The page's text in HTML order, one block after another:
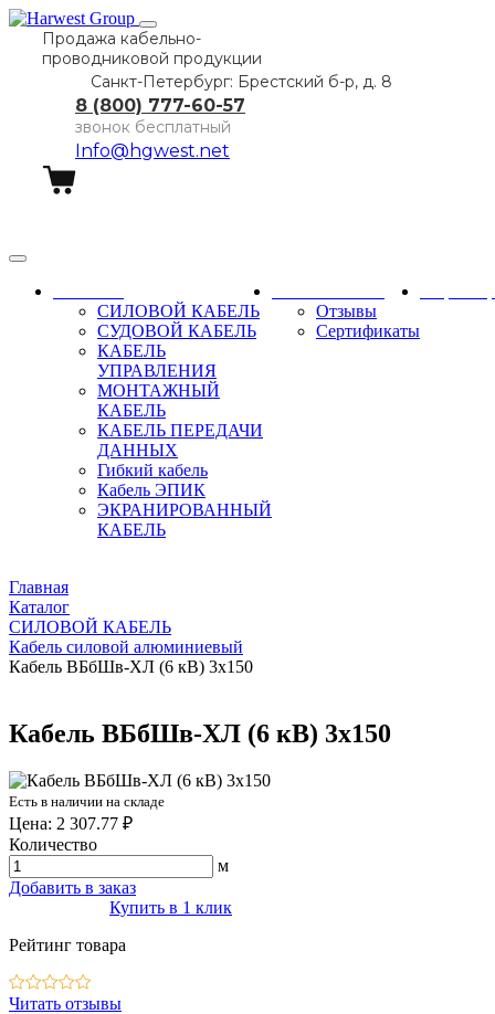
Продажа кабельно-
проводниковой продукции
Санкт-Петербург: Брестский б-р, д. 8
8 (800) 777-60-57
звонок бесплатный
Info@hgwest.net
СИЛОВОЙ КАБЕЛЬ
СУДОВОЙ КАБЕЛЬ
КАБЕЛЬ
УПРАВЛЕНИЯ
МОНТАЖНЫЙ
КАБЕЛЬ
КАБЕЛЬ ПЕРЕДАЧИ
ДАННЫХ
Гибкий кабель
Кабель ЭПИК
ЭКРАНИРОВАННЫЙ
КАБЕЛЬ
Отзывы
Сертификаты
Главная
Каталог
СИЛОВОЙ КАБЕЛЬ
Кабель силовой алюминиевый
Кабель ВБбШв-ХЛ (6 кВ) 3х150
Кабель ВБбШв-ХЛ (6 кВ) 3х150
Есть в наличии на складе
Цена: 2 307.77 ₽
Количество
м
Добавить в заказ
Купить в 1 клик
Рейтинг товара
Читать отзывы